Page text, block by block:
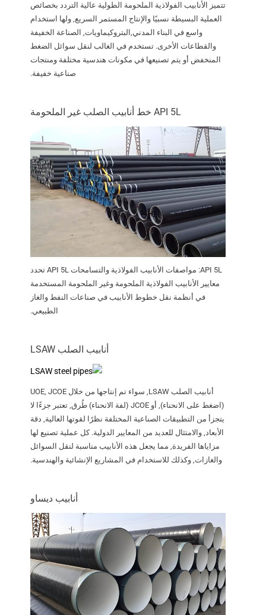
تتميز الأنابيب الفولاذية الملحومة الطولية عالية التردد بخصائص
العملية البسيطة نسبيًا والإنتاج المستمر السريع, ولها استخدام
واسع في البناء المدني,البتروكيماويات, الصناعة الخفيفة
والقطاعات الأخرى. تستخدم في الغالب لنقل سوائل الضغط
المنخفض أو يتم تصنيعها في مكونات هندسية مختلفة ومنتجات
صناعية خفيفة.
API 5L خط أنابيب الصلب غير الملحومة
API 5L: مواصفات الأنابيب الفولاذية والتسامحات API 5L تحدد
معايير الأنابيب الفولاذية الملحومة وغير الملحومة المستخدمة
في أنظمة نقل خطوط الأنابيب في صناعات النفط والغاز
الطبيعي.
أنابيب الصلب LSAW
أنابيب الصلب LSAW, سواء تم إنتاجها من خلال UOE, JCOE
(اضغط على الانحناء), أو JCOE (لفة الانحناء) طُرق, تعتبر جزءًا لا
يتجزأ من التطبيقات الصناعية المختلفة نظرًا لقوتها العالية, دقة
الأبعاد, والامتثال للعديد من المعايير الدولية. كل عملية تصنيع لها
مزاياها الفريدة, مما يجعل هذه الأنابيب مناسبة لنقل السوائل
والغازات, وكذلك للاستخدام في المشاريع الإنشائية والهندسية.
أنابيب ديساو